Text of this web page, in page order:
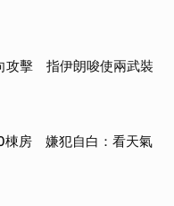
攻擊 指伊朗唆使兩武裝
棟房 嫌犯自白：看天氣